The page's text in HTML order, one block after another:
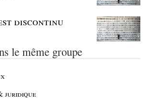
discontinu
le même groupe
juridique